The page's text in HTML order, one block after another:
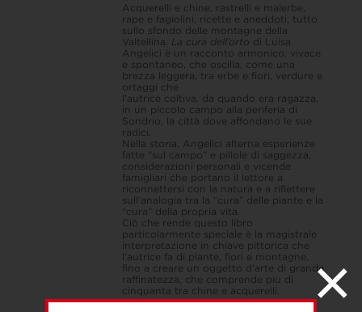
Acquerelli e chine, rastrelli e malerbe,
rape e fagiolini, ricette e aneddoti, tutto
sullo sfondo delle montagne della
Valtellina. La cura dell’orto di Luisa
Angelici è un racconto armonico, vivace
e spontaneo, che oscilla, come una
brezza leggera, tra erbe e fiori, verdure e
ortaggi che
l’autrice coltiva, da quando era ragazza,
in un piccolo campo alla periferia di
Sondrio, la città dove affondano le sue
radici.
Nella storia, Angelici alterna esperienze
fatte “sul campo” e pillole di saggezza,
considerazioni personali e vicende
famigliari che portano il lettore a
riconnettersi con la natura e a riflettere
sull’analogia tra la “cura” delle piante e la
“cura” della propria vita.
Ciò che rende questo libro
particolarmente speciale è la magistrale
interpretazione in chiave pittorica che
l’autrice fa di piante, fiori e montagne,
fino a creare un oggetto d’arte di grande
raffinatezza, che comprende più di
cinquanta tra chine e acquerelli.